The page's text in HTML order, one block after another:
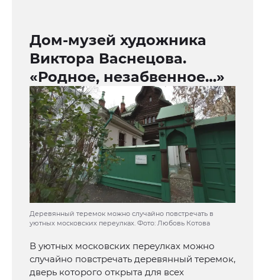
Дом-музей художника
Виктора Васнецова.
«Родное, незабвенное…»
Деревянный теремок можно случайно повстречать в
уютных московских переулках. Фото: Любовь Котова
В уютных московских переулках можно
случайно повстречать деревянный теремок,
дверь которого открыта для всех